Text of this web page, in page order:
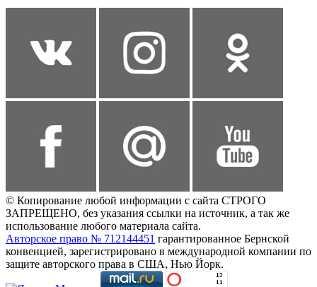
© Копирование любой информации с сайта СТРОГО
ЗАПРЕЩЕНО, без указания ссылки на источник, а так же
использование любого материала сайта.
Авторское право № 712144451 гарантированное Бернской
конвенцией, зарегистрировано в международной компании по
защите авторского права в США, Нью Йорк.